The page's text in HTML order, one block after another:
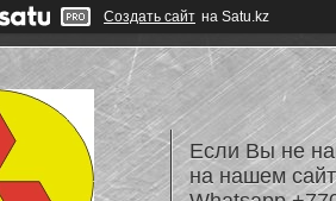
Создать сайт на Satu.kz
Если Вы не
на нашем